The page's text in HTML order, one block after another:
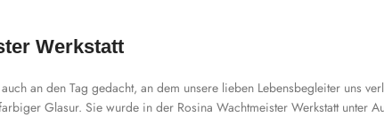
Werkstatt
an den Tag gedacht, an dem unsere lieben Lebensbegleiter uns
Glasur. Sie wurde in der Rosina Wachtmeister Werkstatt